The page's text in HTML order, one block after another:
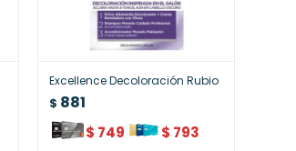
Excellence Decoloración Rubio
$ 881
$ 749 $ 793